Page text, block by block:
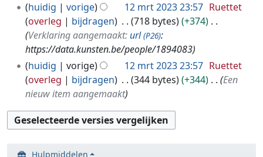
huidig vorige 12 mrt 2023 23:57 Ruettet
overleg
bijdragen 718 bytes
+374
Verklaring aangemaakt: url (P26):
https://data.kunsten.be/people/1894083
huidig
vorige 12 mrt 2023 23:57 Ruettet
overleg
bijdragen 344 bytes +344
Een
nieuw item aangemaakt
Hulpmiddelen